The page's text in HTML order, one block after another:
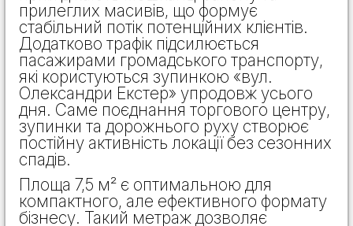
прилеглих масивів, що формує
стабільний потік потенційних клієнтів.
Додатково трафік підсилюється
пасажирами громадського транспорту,
які користуються зупинкою «вул.
Олександри Екстер» упродовж усього
дня. Саме поєднання торгового центру,
зупинки та дорожнього руху створює
постійну активність локації без сезонних
спадів.
Площа 7,5 м² є оптимальною для
компактного, але ефективного формату
бізнесу. Такий метраж дозволяє